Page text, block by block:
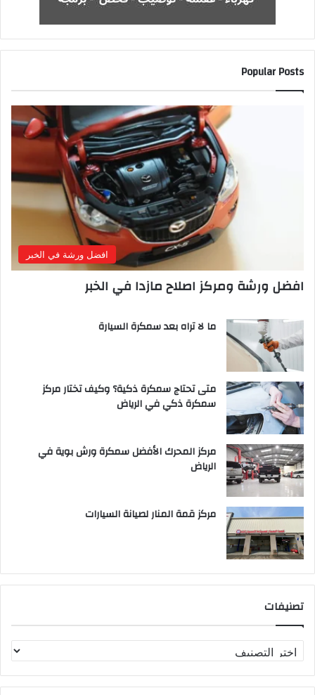
Popular Posts
افضل ورشة في الخبر
افضل ورشة ومركز اصلاح مازدا في الخبر
ما لا تراه بعد سمكرة السيارة
متى تحتاج سمكرة ذكية؟ وكيف تختار مركز
سمكرة ذكي في الرياض
مركز المحرك الأفضل سمكرة ورش بوية في
الرياض
مركز قمة المنار لصيانة السيارات
تصنيفات
ص
ن